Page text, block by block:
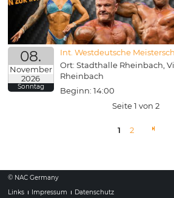
08.
November
2026
Sonntag
Int. Westdeutsche
Ort: Stadthalle Rheinbach,
Rheinbach
Beginn: 14:00
Seite 1 von 2
1 2
© NAC Germany
Links
Impressum Datenschutz